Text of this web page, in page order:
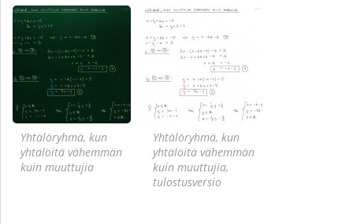
Yhtälöryhmä, kun
yhtälöitä vähemmän
kuin muuttujia
Yhtälöryhmä, kun
yhtälöitä vähemmän
kuin muuttujia,
tulostusversio